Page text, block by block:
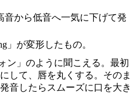
音から低音へ一気に下げて発
」が変形したもの。
ン」のように聞こえる。最初
して、唇を丸くする。そのま
音したらスムーズに口を大き